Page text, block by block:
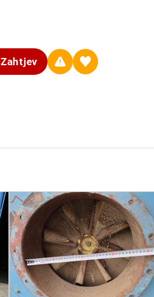
Zahtjev